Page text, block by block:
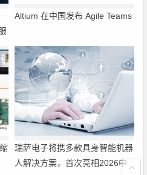
Altium 在中国发布 Agile Teams
瑞萨电子将携多款具身智能机器
人解决方案，首次亮相2026中